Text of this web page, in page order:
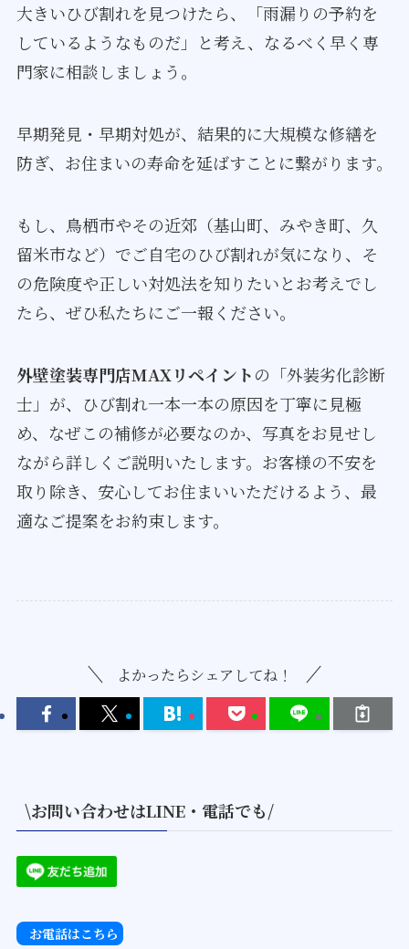
大きいひび割れを見つけたら、「雨漏りの予約を
しているようなものだ」と考え、なるべく早く専
門家に相談しましょう。
早期発見・早期対処が、結果的に大規模な修繕を
防ぎ、お住まいの寿命を延ばすことに繋がります。
もし、鳥栖市やその近郊（基山町、みやき町、久
留米市など）でご自宅のひび割れが気になり、そ
の危険度や正しい対処法を知りたいとお考えでし
たら、ぜひ私たちにご一報ください。
外壁塗装専門店MAXリペイントの「外装劣化診断
士」が、ひび割れ一本一本の原因を丁寧に見極
め、なぜこの補修が必要なのか、写真をお見せし
ながら詳しくご説明いたします。お客様の不安を
取り除き、安心してお住まいいただけるよう、最
適なご提案をお約束します。
よかったらシェアしてね！
\お問い合わせはLINE・電話でも/
お電話はこちら